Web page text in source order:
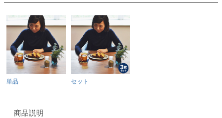
単品 セット
商品説明